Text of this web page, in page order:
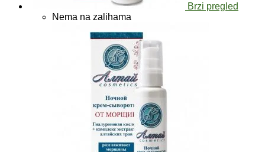
Brzi pregled
Nema na zalihama